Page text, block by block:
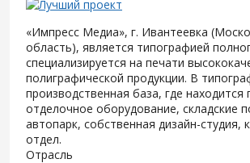
«Импресс Медиа», г. Ивантеевка
область), является типографией
специализируется на печати
полиграфической продукции. В
производственная база, где находится
отделочное оборудование, складские
автопарк, собственная дизайн-студия,
отдел.
Отрасль